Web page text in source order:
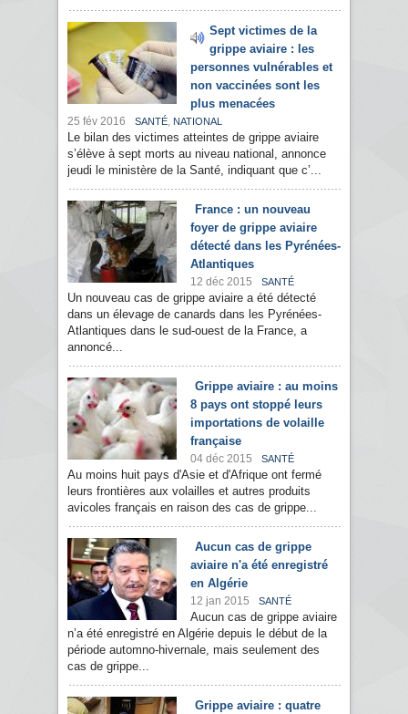
Sept victimes de la
grippe aviaire : les
personnes vulnérables et
non vaccinées sont les
plus menacées
25 fév 2016 SANTÉ, NATIONAL
Le bilan des victimes atteintes de grippe aviaire
s’élève à sept morts au niveau national, annonce
jeudi le ministère de la Santé, indiquant que c’...
France : un nouveau
foyer de grippe aviaire
détecté dans les Pyrénées-
Atlantiques
12 déc 2015 SANTÉ
Un nouveau cas de grippe aviaire a été détecté
dans un élevage de canards dans les Pyrénées-
Atlantiques dans le sud-ouest de la France, a
annoncé...
Grippe aviaire : au moins
8 pays ont stoppé leurs
importations de volaille
française
04 déc 2015 SANTÉ
Au moins huit pays d'Asie et d'Afrique ont fermé
leurs frontières aux volailles et autres produits
avicoles français en raison des cas de grippe...
Aucun cas de grippe
aviaire n'a été enregistré
en Algérie
12 jan 2015 SANTÉ
Aucun cas de grippe aviaire
n’a été enregistré en Algérie depuis le début de la
période automno-hivernale, mais seulement des
cas de grippe...
Grippe aviaire : quatre